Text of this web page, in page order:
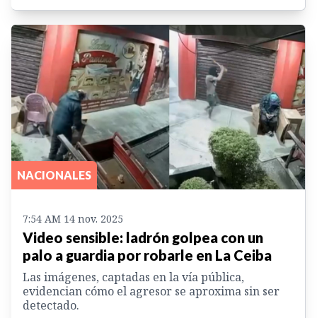
NACIONALES
7:54 AM 14 nov. 2025
Video sensible: ladrón golpea con un
palo a guardia por robarle en La Ceiba
Las imágenes, captadas en la vía pública,
evidencian cómo el agresor se aproxima sin ser
detectado.